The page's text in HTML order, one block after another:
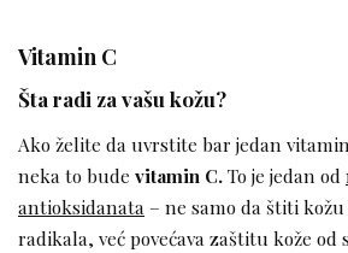
Vitamin C
Šta radi za vašu kožu?
Ako želite da uvrstite bar jedan
neka to bude vitamin C.To je jedan od
antioksidanata – ne samo da štiti
radikala, već povećava zaštitu kože od